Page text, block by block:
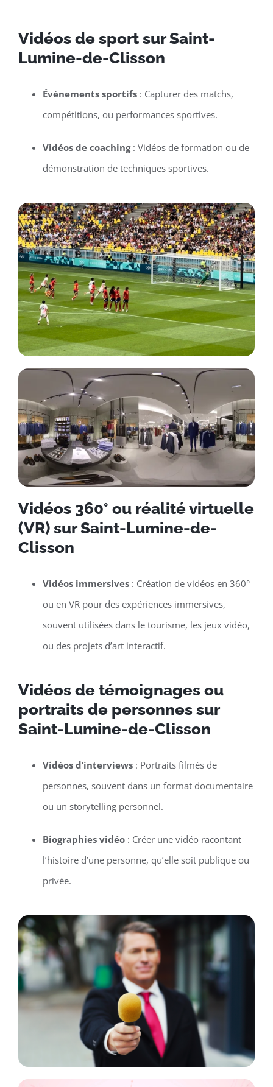
Vidéos de sport sur Saint-
Lumine-de-Clisson
Événements sportifs: Capturer des matchs,
compétitions, ou performances sportives.
Vidéos de coaching: Vidéos de formation ou de
démonstration de techniques sportives.
Vidéos 360° ou réalité virtuelle
(VR) sur Saint-Lumine-de-
Clisson
Vidéos immersives: Création de vidéos en 360°
ou en VR pour des expériences immersives,
souvent utilisées dans le tourisme, les jeux vidéo,
ou des projets d’art interactif.
Vidéos de témoignages ou
portraits de personnes sur
Saint-Lumine-de-Clisson
Vidéos d’interviews: Portraits filmés de
personnes, souvent dans un format documentaire
ou un storytelling personnel.
Biographies vidéo: Créer une vidéo racontant
l’histoire d’une personne, qu’elle soit publique ou
privée.